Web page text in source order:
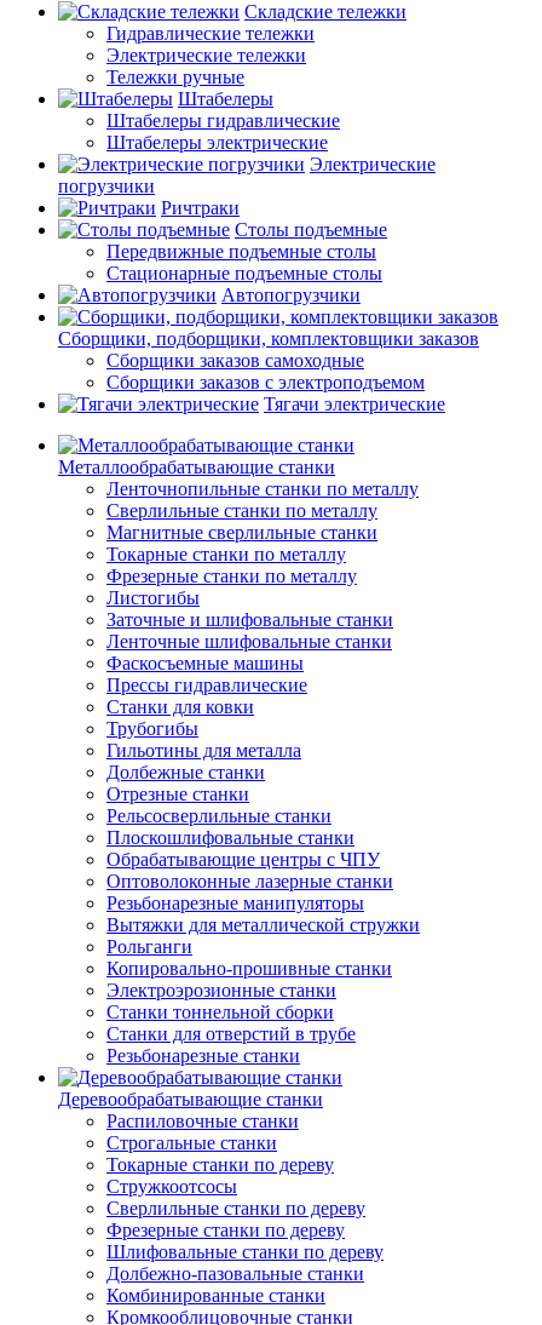
Складские тележки
Гидравлические тележки
Электрические тележки
Тележки ручные
Штабелеры
Штабелеры гидравлические
Штабелеры электрические
Электрические
погрузчики
Ричтраки
Столы подъемные
Передвижные подъемные столы
Стационарные подъемные столы
Автопогрузчики
Сборщики, подборщики, комплектовщики заказов
Сборщики заказов самоходные
Сборщики заказов с электроподъемом
Тягачи электрические
Металлообрабатывающие станки
Ленточнопильные станки по металлу
Сверлильные станки по металлу
Магнитные сверлильные станки
Токарные станки по металлу
Фрезерные станки по металлу
Листогибы
Заточные и шлифовальные станки
Ленточные шлифовальные станки
Фаскосъемные машины
Прессы гидравлические
Станки для ковки
Трубогибы
Гильотины для металла
Долбежные станки
Отрезные станки
Рельсосверлильные станки
Плоскошлифовальные станки
Обрабатывающие центры с ЧПУ
Оптоволоконные лазерные станки
Резьбонарезные манипуляторы
Вытяжки для металлической стружки
Рольганги
Копировально-прошивные станки
Электроэрозионные станки
Станки тоннельной сборки
Станки для отверстий в трубе
Резьбонарезные станки
Деревообрабатывающие станки
Распиловочные станки
Строгальные станки
Токарные станки по дереву
Стружкоотсосы
Сверлильные станки по дереву
Фрезерные станки по дереву
Шлифовальные станки по дереву
Долбежно-пазовальные станки
Комбинированные станки
Кромкооблицовочные станки